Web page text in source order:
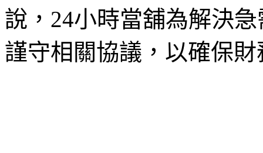
說，24小時當舖為解決
謹守相關協議，以確保